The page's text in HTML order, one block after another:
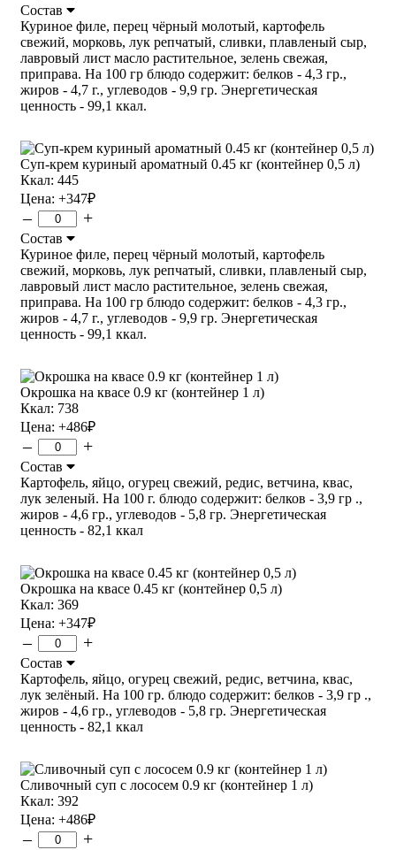
Состав
Куриное филе, перец чёрный молотый, картофель
свежий, морковь, лук репчатый, сливки, плавленый сыр,
лавровый лист масло растительное, зелень свежая,
приправа. На 100 гр блюдо содержит: белков - 4,3 гр.,
жиров - 4,7 г., углеводов - 9,9 гр. Энергетическая
ценность - 99,1 ккал.
Суп-крем куриный ароматный 0.45 кг (контейнер 0,5 л)
Ккал: 445
Цена: +347₽
– +
Состав
Куриное филе, перец чёрный молотый, картофель
свежий, морковь, лук репчатый, сливки, плавленый сыр,
лавровый лист масло растительное, зелень свежая,
приправа. На 100 гр блюдо содержит: белков - 4,3 гр.,
жиров - 4,7 г., углеводов - 9,9 гр. Энергетическая
ценность - 99,1 ккал.
Окрошка на квасе 0.9 кг (контейнер 1 л)
Ккал: 738
Цена: +486₽
– +
Состав
Картофель, яйцо, огурец свежий, редис, ветчина, квас,
лук зеленый. На 100 г. блюдо содержит: белков - 3,9 гр .,
жиров - 4,6 гр., углеводов - 5,8 гр. Энергетическая
ценность - 82,1 ккал
Окрошка на квасе 0.45 кг (контейнер 0,5 л)
Ккал: 369
Цена: +347₽
– +
Состав
Картофель, яйцо, огурец свежий, редис, ветчина, квас,
лук зелёный. На 100 гр. блюдо содержит: белков - 3,9 гр .,
жиров - 4,6 гр., углеводов - 5,8 гр. Энергетическая
ценность - 82,1 ккал
Сливочный суп с лососем 0.9 кг (контейнер 1 л)
Ккал: 392
Цена: +486₽
– +